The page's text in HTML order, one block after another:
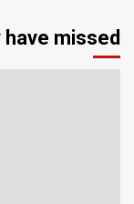
have missed